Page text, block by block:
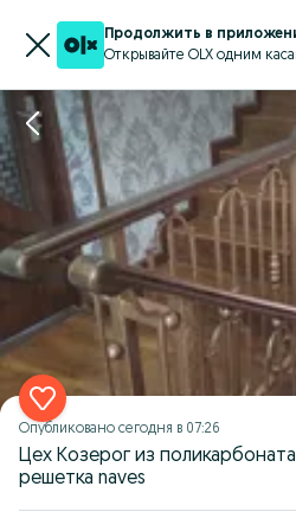
Продолжить в
Открывайте OLX одним
Опубликовано сегодня в 07:26
Цех Козерог из поликарбоната
решетка naves